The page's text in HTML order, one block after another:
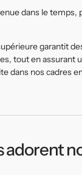
dans le temps,
garantit
tout en assurant
dans nos cadres
adorent